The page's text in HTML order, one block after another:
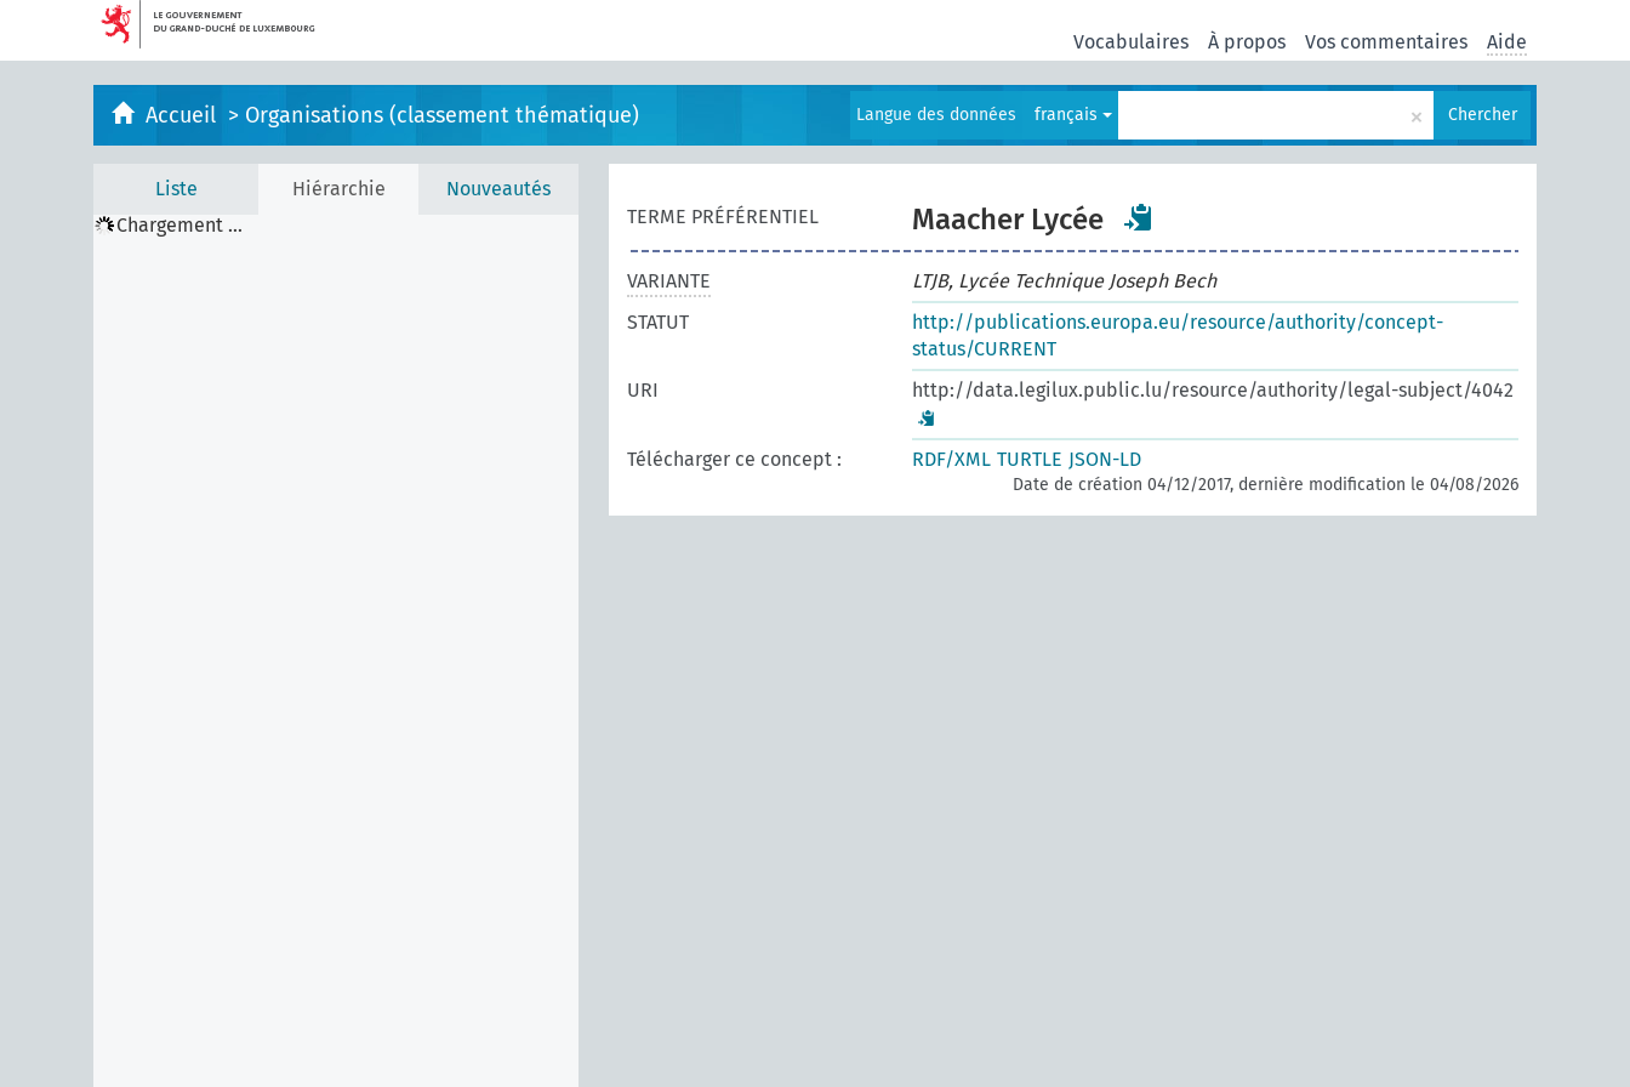
Vocabulaires À propos Vos commentaires Aide
Accueil > Organisations (classement thématique) Langue des données français × Chercher
Liste Hiérarchie
Nouveautés
Chargement ...
TERME PRÉFÉRENTIEL Maacher Lycée
VARIANTE
LTJB, Lycée Technique Joseph Bech
STATUT
http://publications.europa.eu/resource/authority/concept-
status/CURRENT
URI
http://data.legilux.public.lu/resource/authority/legal-subject/4042
Télécharger ce concept : RDF/XML TURTLE JSON-LD
Date de création 04/12/2017, dernière modification le 04/08/2026